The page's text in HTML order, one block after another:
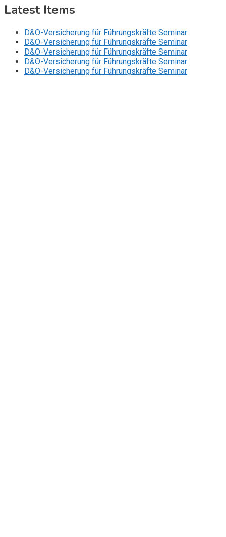
Latest Items
D&O-Versicherung für Führungskräfte Seminar
D&O-Versicherung für Führungskräfte Seminar
D&O-Versicherung für Führungskräfte Seminar
D&O-Versicherung für Führungskräfte Seminar
D&O-Versicherung für Führungskräfte Seminar